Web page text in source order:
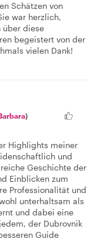
Schätzen von
war herzlich,
über diese
begeistert von der
vielen Dank!
)
Highlights meiner
und
Geschichte der
Einblicken zum
Professionalität und
unterhaltsam als
und dabei eine
der Dubrovnik
Guide